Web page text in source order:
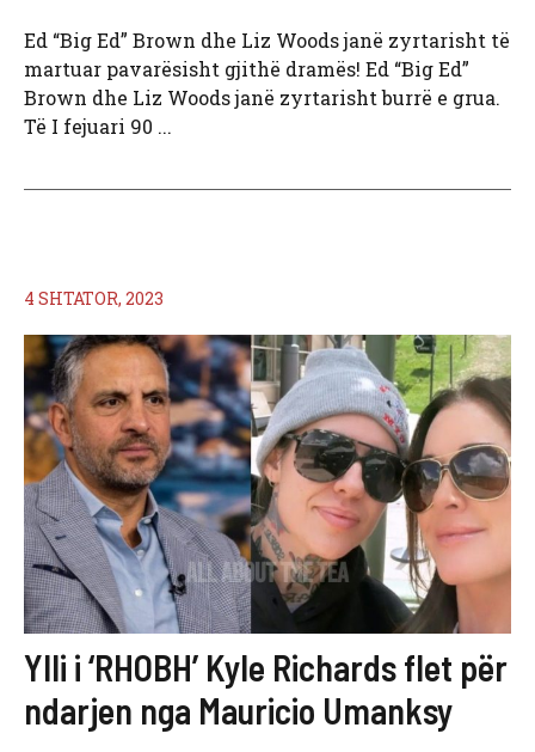
Ed “Big Ed” Brown dhe Liz Woods janë zyrtarisht të
martuar pavarësisht gjithë dramës! Ed “Big Ed”
Brown dhe Liz Woods janë zyrtarisht burrë e grua.
Të I fejuari 90 ...
4 SHTATOR, 2023
Ylli i ‘RHOBH’ Kyle Richards flet për
ndarjen nga Mauricio Umanksy